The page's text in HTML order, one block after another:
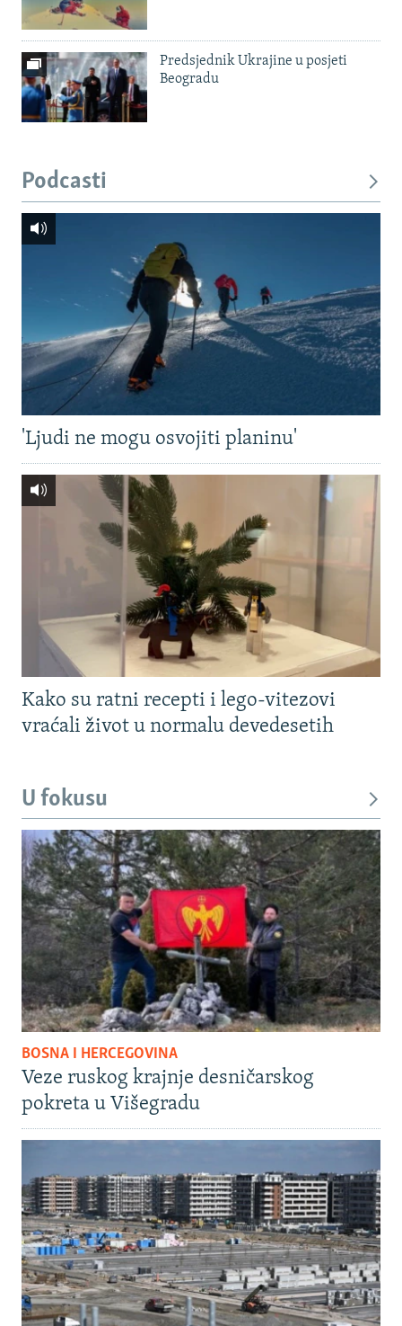
Predsjednik Ukrajine u posjeti
Beogradu
Podcasti
'Ljudi ne mogu osvojiti planinu'
Kako su ratni recepti i lego-vitezovi
vraćali život u normalu devedesetih
U fokusu
BOSNA I HERCEGOVINA
Veze ruskog krajnje desničarskog
pokreta u Višegradu